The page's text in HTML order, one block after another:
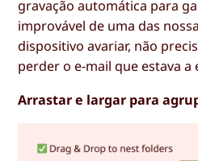
gravação automática para
improvável de uma das
dispositivo avariar, não
perder o e-mail que estava a
Arrastar e largar para